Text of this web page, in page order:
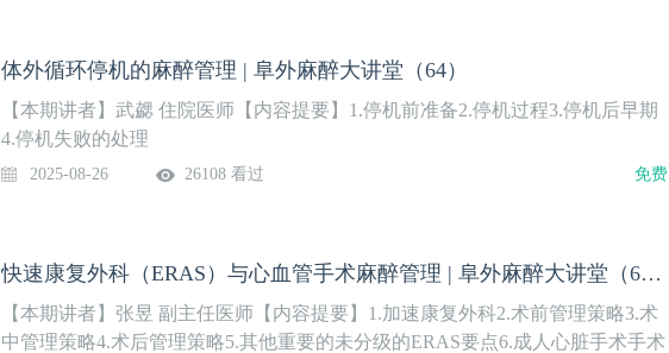
体外循环停机的麻醉管理 | 阜外麻醉大讲堂（64）
【本期讲者】武勰 住院医师【内容提要】1.停机前准备2.停机过程3.停机后早期
4.停机失败的处理
2025-08-26 26108 看过 免费
快速康复外科（ERAS）与心血管手术麻醉管理 | 阜外麻醉大讲堂（63）
【本期讲者】张昱 副主任医师【内容提要】1.加速康复外科2.术前管理策略3.术
中管理策略4.术后管理策略5.其他重要的未分级的ERAS要点6.成人心脏手术手术